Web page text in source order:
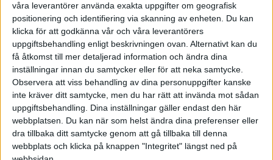
våra leverantörer använda exakta uppgifter om geografisk
positionering och identifiering via skanning av enheten. Du kan
klicka för att godkänna vår och våra leverantörers
uppgiftsbehandling enligt beskrivningen ovan. Alternativt kan du
få åtkomst till mer detaljerad information och ändra dina
inställningar innan du samtycker eller för att neka samtycke.
Observera att viss behandling av dina personuppgifter kanske
inte kräver ditt samtycke, men du har rätt att invända mot sådan
uppgiftsbehandling. Dina inställningar gäller endast den här
webbplatsen. Du kan när som helst ändra dina preferenser eller
dra tillbaka ditt samtycke genom att gå tillbaka till denna
webbplats och klicka på knappen "Integritet" längst ned på
Sveriges största digitala
mötesplats för företagare.